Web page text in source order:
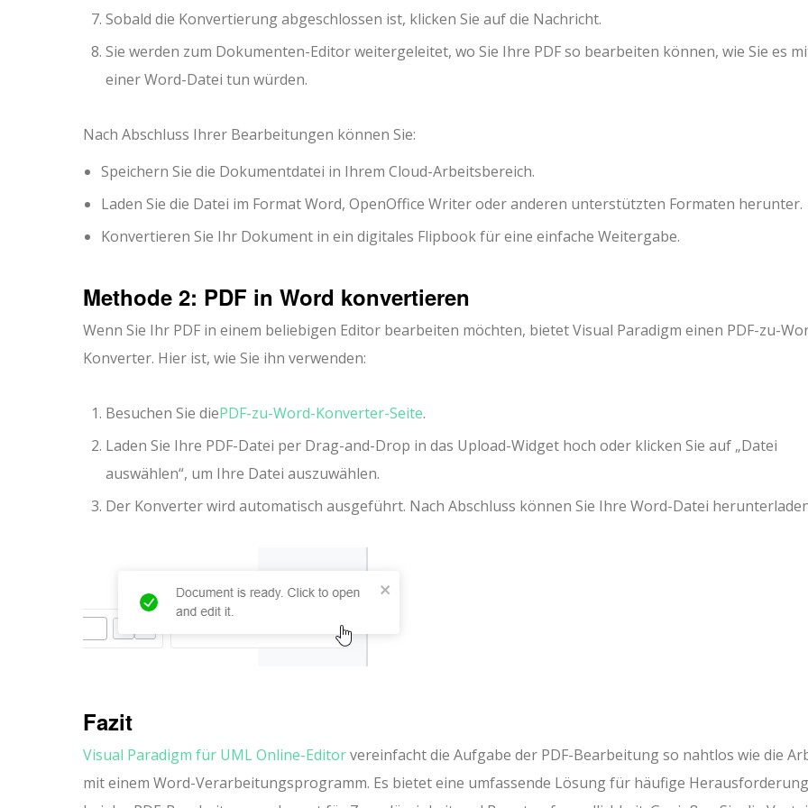
Sobald die Konvertierung abgeschlossen ist, klicken Sie auf die Nachricht.
Sie werden zum Dokumenten-Editor weitergeleitet, wo Sie Ihre PDF so bearbeiten können, wie Sie es
einer Word-Datei tun würden.
Nach Abschluss Ihrer Bearbeitungen können Sie:
Speichern Sie die Dokumentdatei in Ihrem Cloud-Arbeitsbereich.
Laden Sie die Datei im Format Word, OpenOffice Writer oder anderen unterstützten Formaten herunter.
Konvertieren Sie Ihr Dokument in ein digitales Flipbook für eine einfache Weitergabe.
Methode 2: PDF in Word konvertieren
Wenn Sie Ihr PDF in einem beliebigen Editor bearbeiten möchten, bietet Visual Paradigm einen PDF-zu-
Konverter. Hier ist, wie Sie ihn verwenden:
Besuchen Sie diePDF-zu-Word-Konverter-Seite.
Laden Sie Ihre PDF-Datei per Drag-and-Drop in das Upload-Widget hoch oder klicken Sie auf „Datei
auswählen“, um Ihre Datei auszuwählen.
Der Konverter wird automatisch ausgeführt. Nach Abschluss können Sie Ihre Word-Datei
Fazit
Visual Paradigm für UML Online-Editorvereinfacht die Aufgabe der PDF-Bearbeitung so nahtlos wie die
mit einem Word-Verarbeitungsprogramm. Es bietet eine umfassende Lösung für häufige